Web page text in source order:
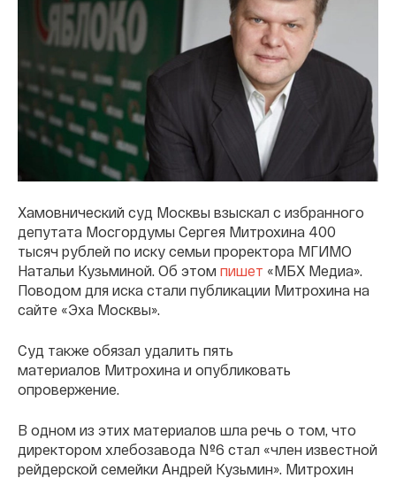
Хамовнический суд Москвы взыскал с избранного
депутата Мосгордумы Сергея Митрохина 400
тысяч рублей по иску семьи проректора МГИМО
Натальи Кузьминой. Об этом пишет «МБХ Медиа».
Поводом для иска стали публикации Митрохина на
сайте «Эха Москвы».
Суд также обязал удалить пять
материалов Митрохина и опубликовать
опровержение.
В одном из этих материалов шла речь о том, что
директором хлебозавода №6 стал «член известной
рейдерской семейки Андрей Кузьмин». Митрохин